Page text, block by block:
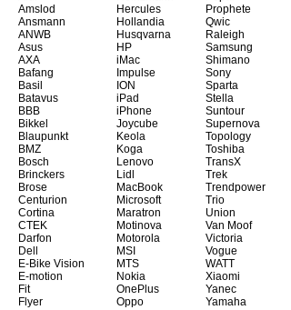
Amslod
Ansmann
ANWB
Asus
AXA
Bafang
Basil
Batavus
BBB
Bikkel
Blaupunkt
BMZ
Bosch
Brinckers
Brose
Centurion
Cortina
CTEK
Darfon
Dell
E-Bike Vision
E-motion
Fit
Flyer
Hercules
Hollandia
Husqvarna
HP
iMac
Impulse
ION
iPad
iPhone
Joycube
Keola
Koga
Lenovo
Lidl
MacBook
Microsoft
Maratron
Motinova
Motorola
MSI
MTS
Nokia
OnePlus
Oppo
Prophete
Qwic
Raleigh
Samsung
Shimano
Sony
Sparta
Stella
Suntour
Supernova
Topology
Toshiba
TransX
Trek
Trendpower
Trio
Union
Van Moof
Victoria
Vogue
WATT
Xiaomi
Yanec
Yamaha